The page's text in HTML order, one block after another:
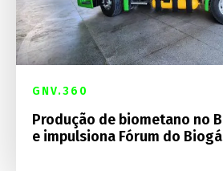
GNV.360
Produção de biometano no
e impulsiona Fórum do